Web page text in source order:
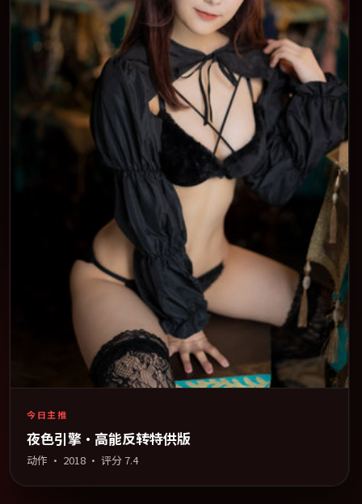
今日主推
夜色引擎·高能反转特供版
动作 · 2018 · 评分 7.4